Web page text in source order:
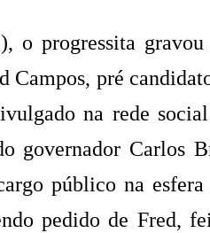
o progressita
Campos, pré
na rede
governador Carlos
público na
pedido de Fred,